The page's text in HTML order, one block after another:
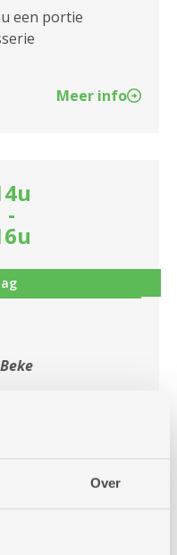
Over
een portie
Meer info
-
beetje biljarten u
spelen op